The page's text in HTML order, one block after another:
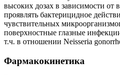
высоких дозах в зависимости от
проявлять бактерицидное
чувствительных
поверхностные глазные
т.ч. в отношении Neisseria
Фармакокинетика